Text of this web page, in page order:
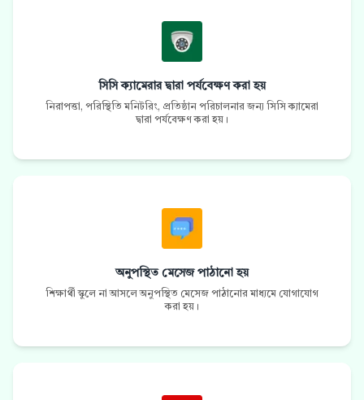
সিসি ক্যামেরার দ্বারা পর্যবেক্ষণ করা হয়
নিরাপত্তা, পরিস্থিতি মনিটরিং, প্রতিষ্ঠান পরিচালনার জন্য সিসি ক্যামেরা
দ্বারা পর্যবেক্ষণ করা হয়।
অনুপস্থিত মেসেজ পাঠানো হয়
শিক্ষার্থী স্কুলে না আসলে অনুপস্থিত মেসেজ পাঠানোর মাধ্যমে যোগাযোগ
করা হয়।